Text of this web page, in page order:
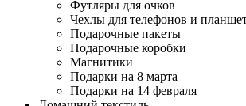
Футляры для очков
Чехлы для телефонов и
Подарочные пакеты
Подарочные коробки
Магнитики
Подарки на 8 марта
Подарки на 14 февраля